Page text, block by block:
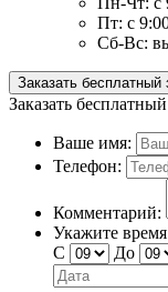
Пт: с
Сб-Вс:
Заказать бесплатный
Заказать
Ваше имя:
Телефон:
Комментарий:
Укажите время
С
До